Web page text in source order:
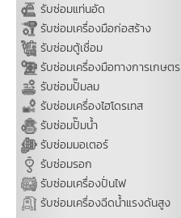
รับซ่อมแท่นอัด
รับซ่อมเครื่องมือก่อสร้าง
รับซ่อมตู้เชื่อม
รับซ่อมเครื่องมือทางการเกษตร
รับซ่อมปั๊มลม
รับซ่อมเครื่องไฮโดรเทส
รับซ่อมปั๊มน้ำ
รับซ่อมมอเตอร์
รับซ่อมรอก
รับซ่อมเครื่องปั่นไฟ
รับซ่อมเครื่องฉีดน้ำแรงดันสูง